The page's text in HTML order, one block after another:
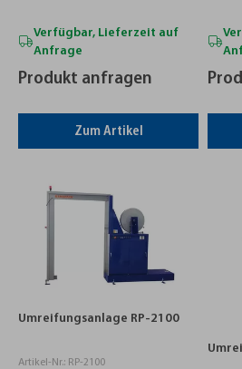
Verfügbar, Lieferzeit auf
Anfrage
Produkt anfragen
Zum Artikel
Umreifungsanlage RP-2100
Artikel-Nr.: RP-2100